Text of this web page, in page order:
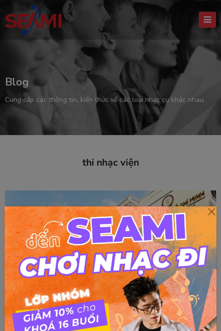
Blog
Cung cấp các thông tin, kiến thức về các loại nhạc cụ khác nhau.
thi nhạc viện